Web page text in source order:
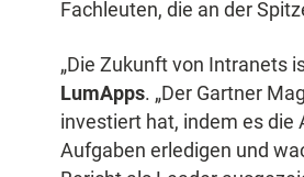
Fachleuten, die an der
„Die Zukunft von Intranets
LumApps. „Der Gartner
investiert hat, indem es
Aufgaben erledigen und